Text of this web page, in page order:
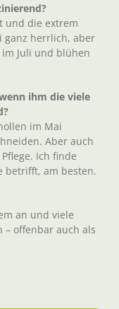
und die extrem
ganz herrlich, aber
Juli und blühen
ihm die viele
im Mai
Aber auch
Ich finde
betrifft, am besten.
an und viele
– offenbar auch als